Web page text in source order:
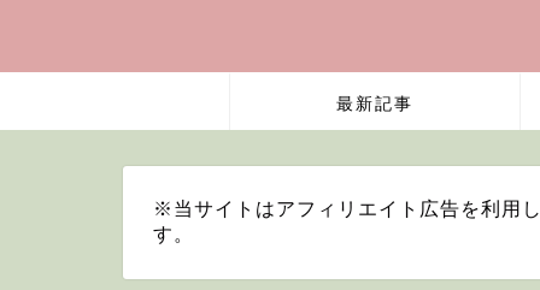
最新記事
※当サイトはアフィリエイト広告を利用
す。